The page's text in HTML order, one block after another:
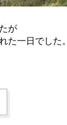
が
た一日でした。